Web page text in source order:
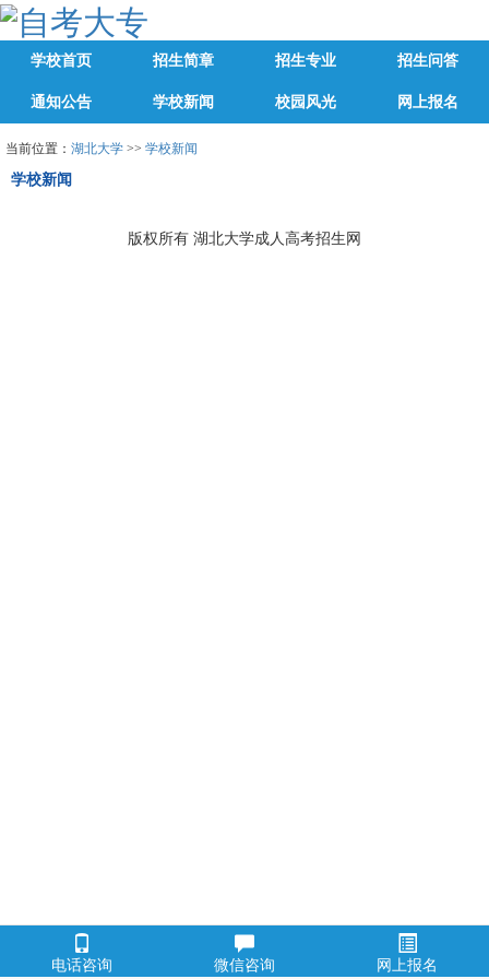
学校首页 招生简章 招生专业 招生问答
通知公告 学校新闻 校园风光 网上报名
当前位置： 湖北大学 >> 学校新闻
学校新闻
版权所有 湖北大学成人高考招生网
电话咨询 微信咨询 网上报名